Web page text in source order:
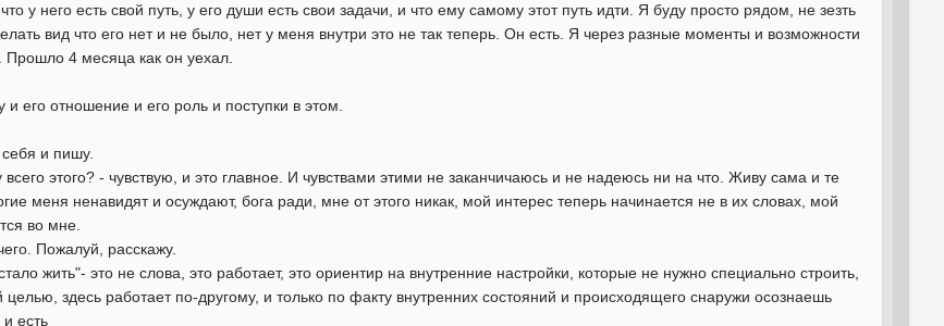
у него есть свой путь, у его души есть свои задачи, и что ему самому этот путь идти. Я буду просто рядом, не зезть
вид что его нет и не было, нет у меня внутри это не так теперь. Он есть. Я через разные моменты и возможности
Прошло 4 месяца как он уехал.
его отношение и его роль и поступки в этом.
и пишу.
всего этого? - чувствую, и это главное. И чувствами этими не заканчичаюсь и не надеюсь ни на что. Живу сама и те
меня ненавидят и осуждают, бога ради, мне от этого никак, мой интерес теперь начинается не в их словах, мой
во мне.
Пожалуй, расскажу.
жить"- это не слова, это работает, это ориентир на внутренние настройки, которые не нужно специально строить,
здесь работает по-другому, и только по факту внутренних состояний и происходящего снаружи осознаешь
есть